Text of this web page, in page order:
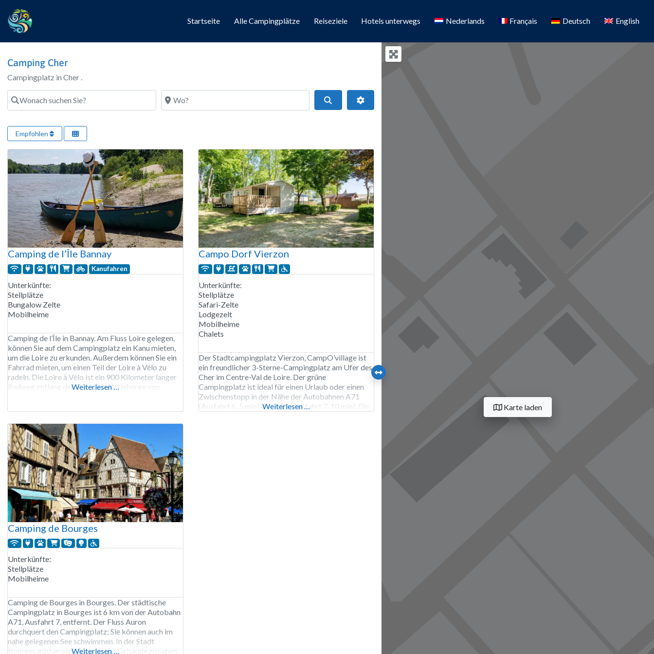
Startseite Alle Campingplätze Reiseziele Hotels unterwegs Nederlands Français Deutsch English
Camping Cher
Campingplatz in Cher .
Wonach suchen Sie?
Wo?
Erweiterte Filter
Empfohlen
Camping de l’Île Bannay
Kanufahren
Unterkünfte:
Stellplätze
Bungalow Zelte
Mobilheime
Camping de l’Île in Bannay. Am Fluss Loire gelegen,
können Sie auf dem Campingplatz ein Kanu mieten,
um die Loire zu erkunden. Außerdem können Sie ein
Fahrrad mieten, um einen Teil der Loire à Vélo zu
radeln. Die Loire à Vélo ist ein 900 Kilometer langer
Radweg entlang der Loire. Die Weinberge von
Weiterlesen …
Campo Dorf Vierzon
Unterkünfte:
Stellplätze
Safari-Zelte
Lodgezelt
Mobilheime
Chalets
Der Stadtcampingplatz Vierzon, CampO’village ist
ein freundlicher 3-Sterne-Campingplatz am Ufer des
Cher im Centre-Val de Loire. Der grüne
Campingplatz ist ideal für einen Urlaub oder einen
Zwischenstopp in der Nähe der Autobahnen A71
(Ausfahrt 6, 5 min) und A20 (Ausfahrt 7, 10 min). Die
Weiterlesen …
Camping de Bourges
Unterkünfte:
Stellplätze
Mobilheime
Camping de Bourges in Bourges. Der städtische
Campingplatz in Bourges ist 6 km von der Autobahn
A71, Ausfahrt 7, entfernt. Der Fluss Auron
durchquert den Campingplatz; Sie können auch im
nahe gelegenen See schwimmen. In der Stadt
Bourges gibt es viele historische Gebäude zu sehen,
Weiterlesen …
Karte laden